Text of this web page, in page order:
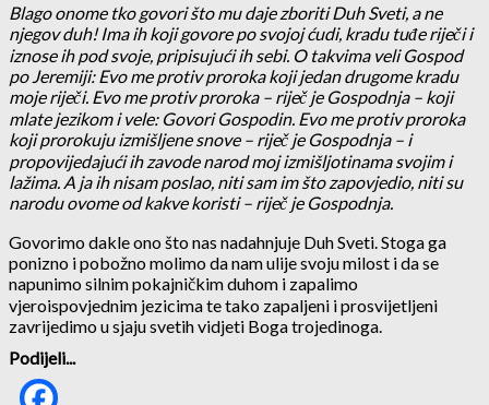
Blago onome tko govori što mu daje zboriti Duh Sveti, a ne
njegov duh! Ima ih koji govore po svojoj ćudi, kradu tuđe riječi i
iznose ih pod svoje, pripisujući ih sebi. O takvima veli Gospod
po Jeremiji: Evo me protiv proroka koji jedan drugome kradu
moje riječi. Evo me protiv proroka – riječ je Gospodnja – koji
mlate jezikom i vele: Govori Gospodin. Evo me protiv proroka
koji prorokuju izmišljene snove – riječ je Gospodnja – i
propovijedajući ih zavode narod moj izmišljotinama svojim i
lažima. A ja ih nisam poslao, niti sam im što zapovjedio, niti su
narodu ovome od kakve koristi – riječ je Gospodnja.
Govorimo dakle ono što nas nadahnjuje Duh Sveti. Stoga ga
ponizno i pobožno molimo da nam ulije svoju milost i da se
napunimo silnim pokajničkim duhom i zapalimo
vjeroispovjednim jezicima te tako zapaljeni i prosvijetljeni
zavrijedimo u sjaju svetih vidjeti Boga trojedinoga.
Podijeli...